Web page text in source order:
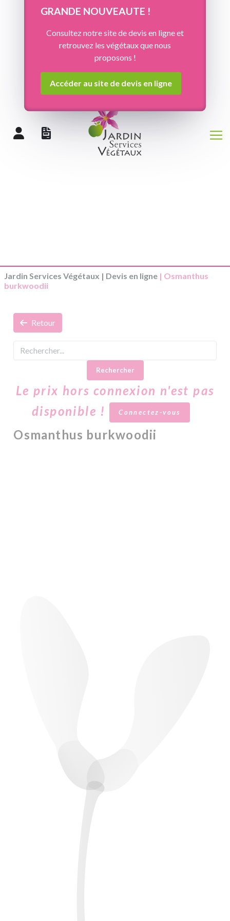
GRANDE NOUVEAUTE !
Consultez notre site de devis en ligne et
retrouvez les végétaux que nous
proposons !
Accéder au site de devis en ligne
Jardin Services Végétaux | Devis en ligne | Osmanthus
burkwoodii
Retour
Rechercher
Le prix hors connexion n'est pas
disponible !
Connectez-vous
Osmanthus burkwoodii
Panneau de gestion des cookies